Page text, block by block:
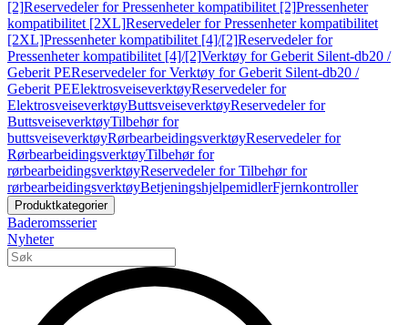
[2]Reservedeler for Pressenheter kompatibilitet [2]Pressenheter
kompatibilitet [2XL]Reservedeler for Pressenheter kompatibilitet
[2XL]Pressenheter kompatibilitet [4]/[2]Reservedeler for
Pressenheter kompatibilitet [4]/[2]Verktøy for Geberit Silent-db20 /
Geberit PEReservedeler for Verktøy for Geberit Silent-db20 /
Geberit PEElektrosveiseverktøyReservedeler for
ElektrosveiseverktøyButtsveiseverktøyReservedeler for
ButtsveiseverktøyTilbehør for
buttsveiseverktøyRørbearbeidingsverktøyReservedeler for
RørbearbeidingsverktøyTilbehør for
rørbearbeidingsverktøyReservedeler for Tilbehør for
rørbearbeidingsverktøyBetjeningshjelpemidlerFjernkontroller
Produktkategorier
Baderomsserier
Nyheter